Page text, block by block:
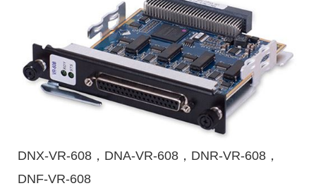
DNX-VR-608，DNA-VR-608，DNR-VR-608，
DNF-VR-608